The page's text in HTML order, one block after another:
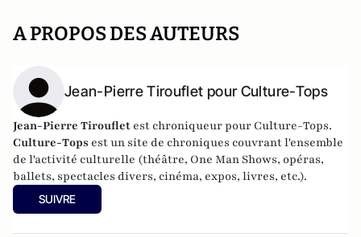
A PROPOS DES AUTEURS
Jean-Pierre Tirouflet pour Culture-Tops
Jean-Pierre Tirouflet est chroniqueur pour Culture-Tops.
Culture-Tops est un site de chroniques couvrant l'ensemble
de l'activité culturelle (théâtre, One Man Shows, opéras,
ballets, spectacles divers, cinéma, expos, livres, etc.).
SUIVRE